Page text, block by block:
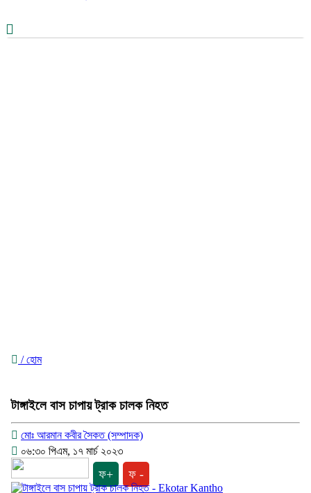
/ হোম
টাঙ্গাইলে বাস চাপায় ট্রাক চালক নিহত
মোঃ আরমান কবীর সৈকত (সম্পাদক)
০৬:৩০ পিএম, ১৭ মার্চ ২০২৩
ফ+ ফ -